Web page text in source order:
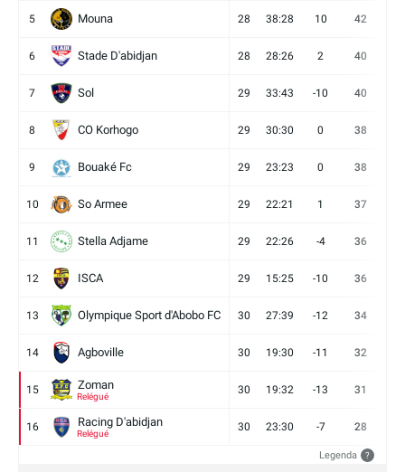
5 Mouna 28 38:28 10 42
6 Stade D'abidjan 28 28:26 2 40
7 Sol 29 33:43 -10 40
8 CO Korhogo 29 30:30 0 38
9 Bouaké Fc 29 23:23 0 38
10 So Armee 29 22:21 1 37
11 Stella Adjame 29 22:26 -4 36
12 ISCA 29 15:25 -10 36
13 Olympique Sport d'Abobo FC 30 27:39 -12 34
14 Agboville 30 19:30 -11 32
15 Zoman
Relégué
30 19:32 -13 31
16 Racing D'abidjan
Relégué
30 23:30 -7 28
Legenda ?